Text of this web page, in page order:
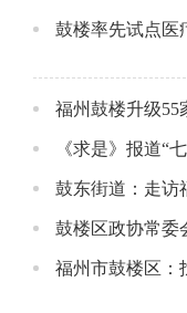
鼓楼率先试点医
福州鼓楼升级55
《求是》报道“
福州市鼓楼区：